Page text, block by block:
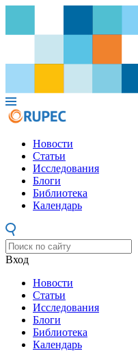
Новости
Статьи
Исследования
Блоги
Библиотека
Календарь
Вход
Новости
Статьи
Исследования
Блоги
Библиотека
Календарь